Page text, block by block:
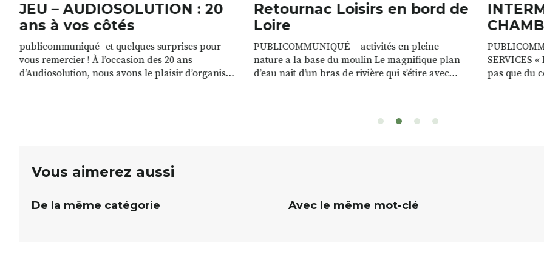
JEU – AUDIOSOLUTION : 20
ans à vos côtés
publicommuniqué- et quelques surprises pour
vous remercier ! À l’occasion des 20 ans
d’Audiosolution, nous avons le plaisir d’organiser
Retournac Loisirs en bord de
Loire
PUBLICOMMUNIQUÉ – activités en pleine
nature a la base du moulin Le magnifique plan
d’eau nait d’un bras de rivière qui s’étire avec
SERVICES
pas que du
Vous aimerez aussi
De la même catégorie Avec le même mot-clé